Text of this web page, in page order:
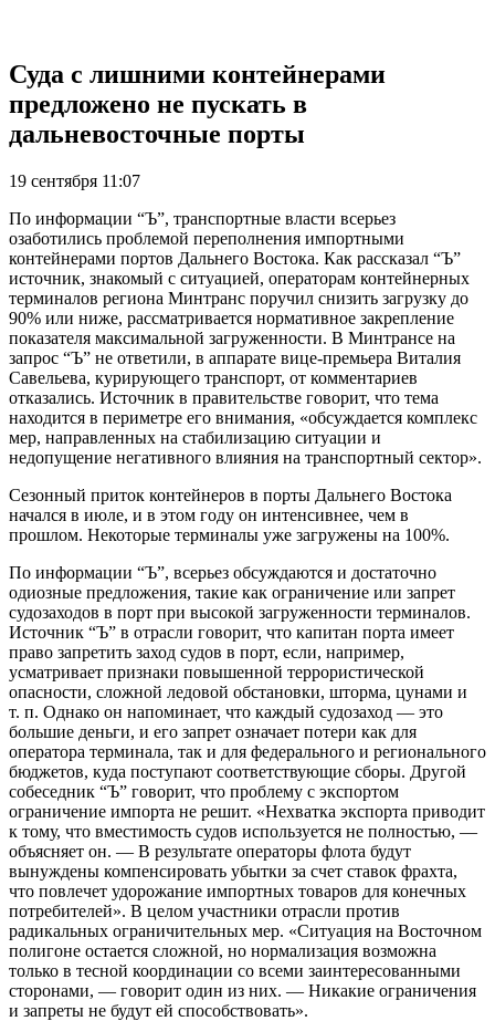
Суда с лишними контейнерами
предложено не пускать в
дальневосточные порты
19 сентября 11:07
По информации “Ъ”, транспортные власти всерьез
озаботились проблемой переполнения импортными
контейнерами портов Дальнего Востока. Как рассказал “Ъ”
источник, знакомый с ситуацией, операторам контейнерных
терминалов региона Минтранс поручил снизить загрузку до
90% или ниже, рассматривается нормативное закрепление
показателя максимальной загруженности. В Минтрансе на
запрос “Ъ” не ответили, в аппарате вице-премьера Виталия
Савельева, курирующего транспорт, от комментариев
отказались. Источник в правительстве говорит, что тема
находится в периметре его внимания, «обсуждается комплекс
мер, направленных на стабилизацию ситуации и
недопущение негативного влияния на транспортный сектор».
Сезонный приток контейнеров в порты Дальнего Востока
начался в июле, и в этом году он интенсивнее, чем в
прошлом. Некоторые терминалы уже загружены на 100%.
По информации “Ъ”, всерьез обсуждаются и достаточно
одиозные предложения, такие как ограничение или запрет
судозаходов в порт при высокой загруженности терминалов.
Источник “Ъ” в отрасли говорит, что капитан порта имеет
право запретить заход судов в порт, если, например,
усматривает признаки повышенной террористической
опасности, сложной ледовой обстановки, шторма, цунами и
т. п. Однако он напоминает, что каждый судозаход — это
большие деньги, и его запрет означает потери как для
оператора терминала, так и для федерального и регионального
бюджетов, куда поступают соответствующие сборы. Другой
собеседник “Ъ” говорит, что проблему с экспортом
ограничение импорта не решит. «Нехватка экспорта приводит
к тому, что вместимость судов используется не полностью, —
объясняет он. — В результате операторы флота будут
вынуждены компенсировать убытки за счет ставок фрахта,
что повлечет удорожание импортных товаров для конечных
потребителей». В целом участники отрасли против
радикальных ограничительных мер. «Ситуация на Восточном
полигоне остается сложной, но нормализация возможна
только в тесной координации со всеми заинтересованными
сторонами, — говорит один из них. — Никакие ограничения
и запреты не будут ей способствовать».